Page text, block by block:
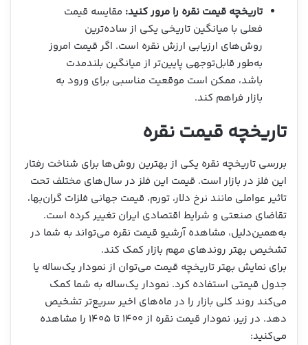
تاریخچه قیمت نقره را مرور کنید: مقایسه قیمت
فعلی با میانگین تاریخی یکی از ساده‌ترین
روش‌های ارزیابی ارزش نقره است. اگر قیمت امروز
به‌طور قابل‌توجهی پایین‌تر از میانگین بلندمدت
باشد، ممکن است موقعیت مناسبی برای ورود به
بازار فراهم کند.
تاریخچه قیمت نقره
بررسی تاریخچه نقره یکی از بهترین روش‌ها برای شناخت رفتار
این فلز در بازار است. قیمت این فلز در سال‌های مختلف تحت
تاثیر عواملی مانند نرخ دلار، تورم، قیمت جهانی فلزات گران‌بها،
تقاضای صنعتی و شرایط اقتصادی ایران تغییر کرده است.
به‌همین‌دلیل، مشاهده آرشیو قیمت نقره می‌تواند به شما در
تشخیص بهتر روندهای مهم بازار کمک کند.
برای نمایش بهتر تاریخچه قیمت می‌توان از نمودار یک‌ساله یا
جدول قیمتی استفاده کرد. نمودار یک‌ساله به شما کمک
می‌کند روند کلی بازار را در ماه‌های اخیر سریع‌تر تشخیص
دهد. در زیر، نمودار قیمت نقره از ۱۴۰۰ تا ۱۴۰۵ را مشاهده
می‌کنید: